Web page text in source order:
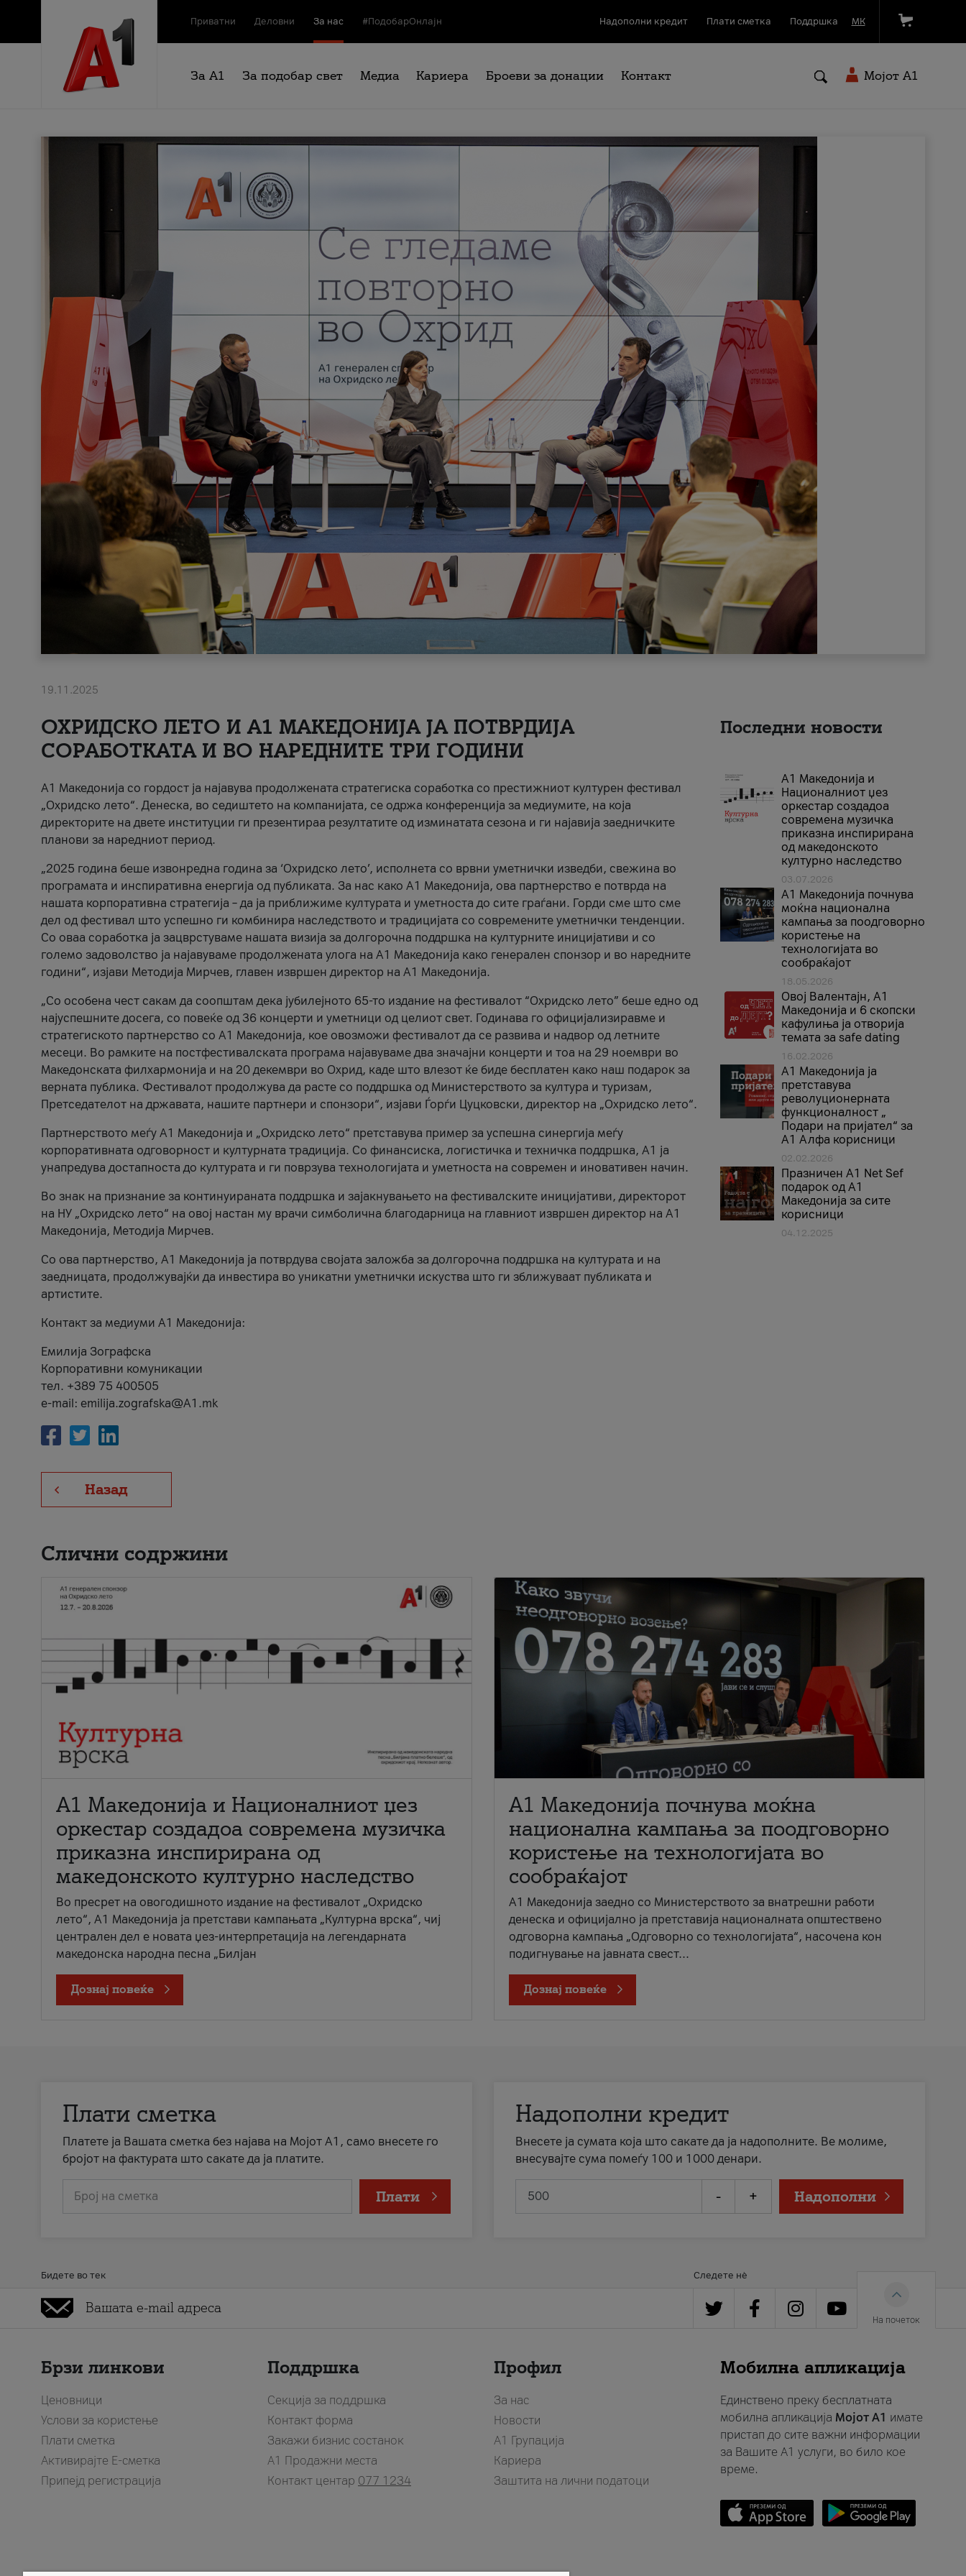
Приватни Деловни За нас #ПодобарОнлајн Надополни кредит Плати сметка Поддршка МК
За А1 За подобар свет Медиа Кариера Броеви за донации Контакт Мојот A1
19.11.2025
ОХРИДСКО ЛЕТО И A1 МАКЕДОНИЈА ЈА ПОТВРДИЈА
СОРАБОТКАТА И ВО НАРЕДНИТЕ ТРИ ГОДИНИ
A1 Македонија со гордост ја најавува продолжената стратегиска соработка со престижниот културен фестивал
„Охридско лето“. Денеска, во седиштето на компанијата, се одржа конференција за медиумите, на која
директорите на двете институции ги презентираа резултатите од изминатата сезона и ги најавија заедничките
планови за наредниот период.
„2025 година беше извонредна година за ‘Охридско лето’, исполнета со врвни уметнички изведби, свежина во
програмата и инспиративна енергија од публиката. За нас како A1 Македонија, ова партнерство е потврда на
нашата корпоративна стратегија – да ја приближиме културата и уметноста до сите граѓани. Горди сме што сме
дел од фестивал што успешно ги комбинира наследството и традицијата со современите уметнички тенденции.
Со оваа соработка ја зацврстуваме нашата визија за долгорочна поддршка на културните иницијативи и со
големо задоволство ја најавуваме продолжената улога на A1 Македонија како генерален спонзор и во наредните
години“, изјави Методија Мирчев, главен извршен директор на A1 Македонија.
„Со особена чест сакам да соопштам дека јубилејното 65-то издание на фестивалот “Охридско лето” беше едно од
најуспешните досега, со повеќе од 36 концерти и уметници од целиот свет. Годинава го официјализиравме и
стратегиското партнерство со А1 Македонија, кое овозможи фестивалот да се развива и надвор од летните
месеци. Во рамките на постфестивалската програма најавуваме два значајни концерти и тоа на 29 ноември во
Македонската филхармонија и на 20 декември во Охрид, каде што влезот ќе биде бесплатен како наш подарок за
верната публика. Фестивалот продолжува да расте со поддршка од Министерството за култура и туризам,
Претседателот на државата, нашите партнери и спонзори“, изјави Ѓорѓи Цуцковски, директор на „Охридско лето“.
Партнерството меѓу A1 Македонија и „Охридско лето“ претставува пример за успешна синергија меѓу
корпоративната одговорност и културната традиција. Со финансиска, логистичка и техничка поддршка, A1 ја
унапредува достапноста до културата и ги поврзува технологијата и уметноста на современ и иновативен начин.
Во знак на признание за континуираната поддршка и зајакнувањето на фестивалските иницијативи, директорот
на НУ „Охридско лето“ на овој настан му врачи симболична благодарница на главниот извршен директор на A1
Македонија, Методија Мирчев.
Со ова партнерство, A1 Македонија ја потврдува својата заложба за долгорочна поддршка на културата и на
заедницата, продолжувајќи да инвестира во уникатни уметнички искуства што ги зближуваат публиката и
артистите.
Контакт за медиуми А1 Македонија:
Емилија Зографска
Корпоративни комуникации
тел. +389 75 400505
e-mail: emilija.zografska@A1.mk
Назад
Последни новости
А1 Македонија и
Националниот џез
оркестар создадоа
современа музичка
приказна инспирирана
од македонското
културно наследство
03.07.2026
A1 Македонија почнува
моќна национална
кампања за поодговорно
користење на
технологијата во
сообраќајот
18.05.2026
Овој Валентајн, A1
Македонија и 6 скопски
кафулиња ја отворија
темата за safe dating
16.02.2026
А1 Македонија ја
претставува
револуционерната
функционалност „
Подари на пријател“ за
А1 Алфа корисници
02.02.2026
Празничен A1 Net Sеf
подарок од А1
Македонија за сите
корисници
04.12.2025
Слични содржини
А1 Македонија и Националниот џез
оркестар создадоа современа музичка
приказна инспирирана од
македонското културно наследство
Во пресрет на овогодишното издание на фестивалот „Охридско
лето“, А1 Македонија ја претстави кампањата „Културна врска“, чиј
централен дел е новата џез-интерпретација на легендарната
македонска народна песна „Билјан
Дознај повеќе
A1 Македонија почнува моќна
национална кампања за поодговорно
користење на технологијата во
сообраќајот
A1 Македонија заедно со Министерството за внатрешни работи
денеска и официјално ја претставија националната општествено
одговорна кампања „Одговорно со технологијата“, насочена кон
подигнување на јавната свест...
Дознај повеќе
Плати сметка
Платете ја Вашата сметка без најава на Мојот А1, само внесете го
бројот на фактурата што сакате да ја платите.
Број на сметка Плати
Надополни кредит
Внесете ја сумата која што сакате да ја надополните. Ве молиме,
внесувајте сума помеѓу 100 и 1000 денари.
- + Надополни
Бидете во тек Следете нè
На почеток
Брзи линкови
Ценовници
Услови за користење
Плати сметка
Активирајте Е-сметка
Припејд регистрација
Поддршка
Секција за поддршка
Контакт форма
Закажи бизнис состанок
A1 Продажни места
Контакт центар 077 1234
Профил
За нас
Новости
А1 Групација
Кариера
Заштита на лични податоци
Мобилна апликација
Единствено преку бесплатната
мобилна апликација Мојот A1 имате
пристап до сите важни информации
за Вашите A1 услуги, во било кое
време.